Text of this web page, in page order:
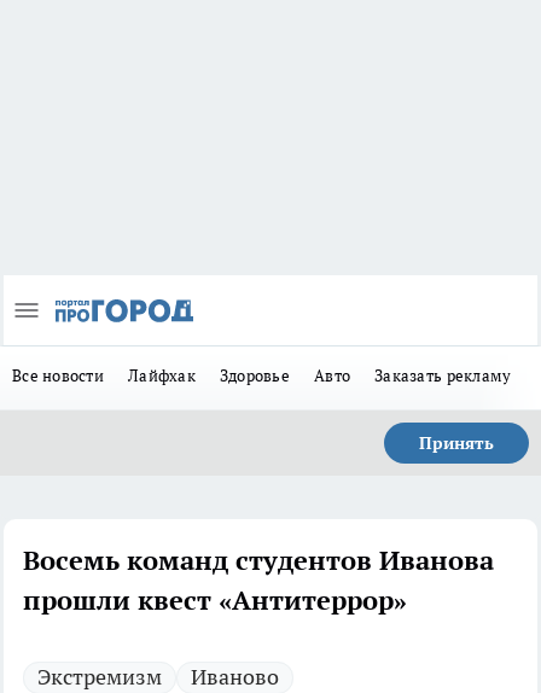
Все новости Лайфхак Здоровье Авто Заказать рекламу
Принять
Восемь команд студентов Иванова
прошли квест «Антитеррор»
Экстремизм
Иваново